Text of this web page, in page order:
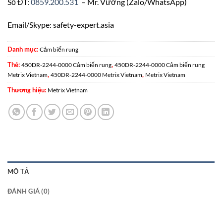
Số ĐT: 0859.200.531 – Mr. Vương (Zalo/WhatsApp)
Email/Skype: safety-expert.asia
Danh mục: Cảm biến rung
Thẻ: 450DR-2244-0000 Cảm biến rung, 450DR-2244-0000 Cảm biến rung
Metrix Vietnam, 450DR-2244-0000 Metrix Vietnam, Metrix Vietnam
Thương hiệu: Metrix Vietnam
MÔ TẢ
ĐÁNH GIÁ (0)